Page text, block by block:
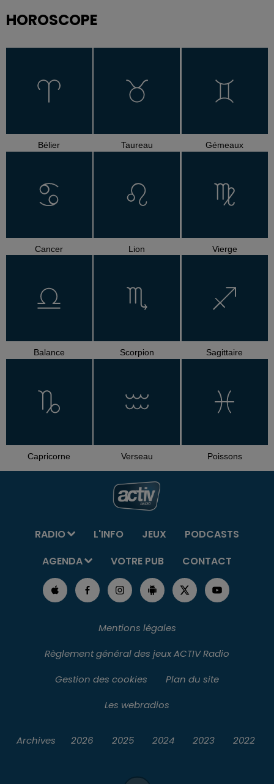
HOROSCOPE
Bélier Taureau Gémeaux
Cancer Lion Vierge
Balance Scorpion Sagittaire
Capricorne Verseau Poissons
RADIO L'INFO JEUX
PODCASTS
AGENDA
VOTRE PUB CONTACT
Mentions légales
Règlement général des jeux ACTIV Radio
Gestion des cookies
Plan du site
Les webradios
Archives 2026 2025 2024 2023 2022